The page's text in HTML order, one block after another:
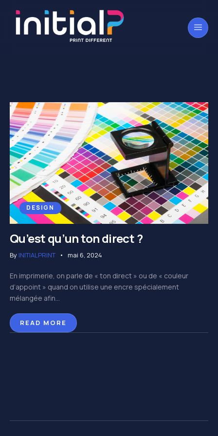
DESIGN
Qu’est qu’un ton direct ?
By INITIALPRINT mai 6, 2024
En imprimerie, on parle de « ton direct » ou de « couleur
d’appoint » quand on utilise une encre spécialement
mélangée afin...
READ MORE